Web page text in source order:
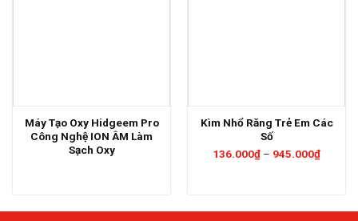
Máy Tạo Oxy Hidgeem Pro
Công Nghệ ION ÂM Làm
Sạch Oxy
Kìm Nhổ Răng Trẻ Em Các
Số
136.000₫ – 945.000₫Khoảng